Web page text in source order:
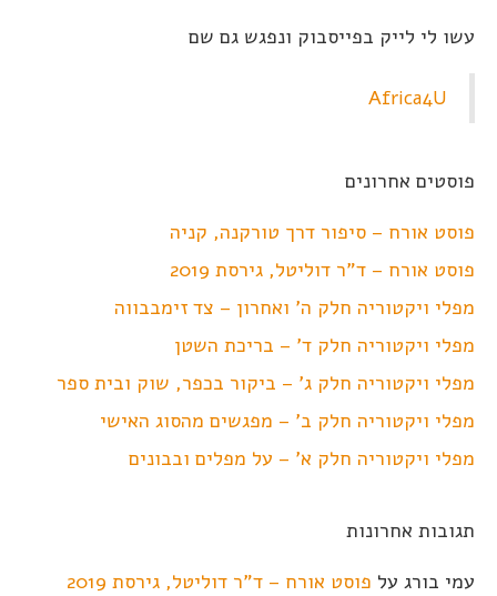
עשו לי לייק בפייסבוק ונפגש גם שם
Africa4U
פוסטים אחרונים
פוסט אורח – סיפור דרך טורקנה, קניה
פוסט אורח – ד"ר דוליטל, גירסת 2019
מפלי ויקטוריה חלק ה' ואחרון – צד זימבבווה
מפלי ויקטוריה חלק ד' – בריכת השטן
מפלי ויקטוריה חלק ג' – ביקור בכפר, שוק ובית ספר
מפלי ויקטוריה חלק ב' – מפגשים מהסוג האישי
מפלי ויקטוריה חלק א' – על מפלים ובבונים
תגובות אחרונות
עמי בורג על פוסט אורח – ד"ר דוליטל, גירסת 2019